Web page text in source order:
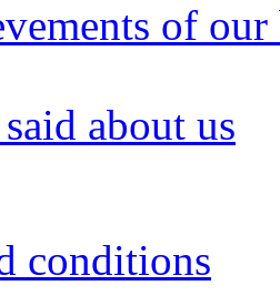
of
about us
conditions